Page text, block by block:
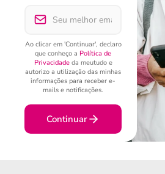
Ao clicar em 'Continuar', declaro
que conheço a Política de
Privacidadeda meutudo e
autorizo a utilização das minhas
informações para receber e-
mails e notificações.
Continuar